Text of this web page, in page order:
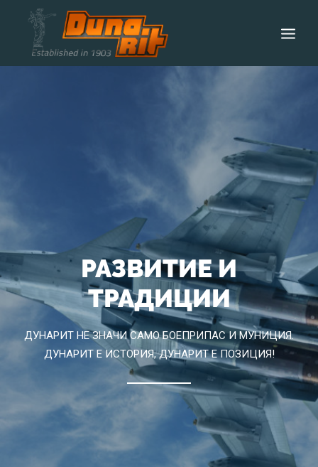
РАЗВИТИЕ И
ТРАДИЦИИ
ДУНАРИТ НЕ ЗНАЧИ САМО БОЕПРИПАС И МУНИЦИЯ.
ДУНАРИТ Е ИСТОРИЯ, ДУНАРИТ Е ПОЗИЦИЯ!